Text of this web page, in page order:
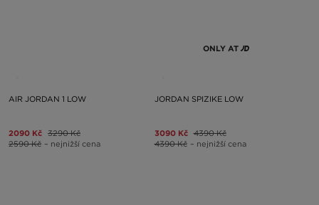
AIR JORDAN 1 LOW
2090 Kč 3290 Kč
2590 Kč – nejnižší cena
ONLY AT
JORDAN SPIZIKE LOW
3090 Kč 4390 Kč
4390 Kč – nejnižší cena